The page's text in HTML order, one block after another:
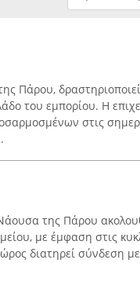
Πάρου,
του εμπορίου. Η
στις
της Πάρου
με έμφαση στις
διατηρεί σύνδεση